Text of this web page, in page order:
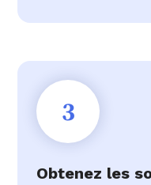
3
Obtenez les